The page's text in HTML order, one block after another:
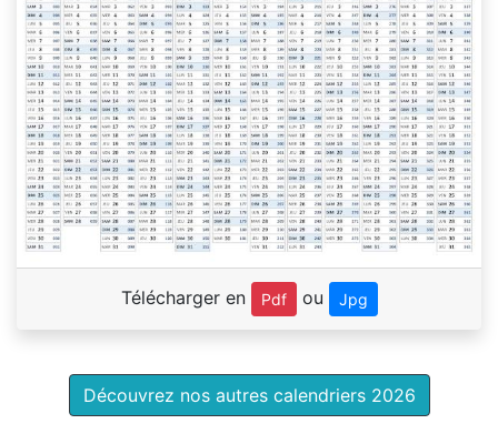
Télécharger en Pdf ou Jpg
Découvrez nos autres calendriers 2026